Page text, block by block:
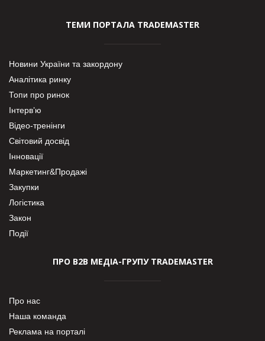
ТЕМИ ПОРТАЛА TRADEMASTER
Новини України та закордону
Аналітика ринку
Топи про ринок
Інтерв’ю
Відео-тренінги
Світовий досвід
Інновації
Маркетинг&Продажі
Закупки
Логістика
Закон
Події
ПРО В2В МЕДІА-ГРУПУ TRADEMASTER
Про нас
Наша команда
Реклама на порталі